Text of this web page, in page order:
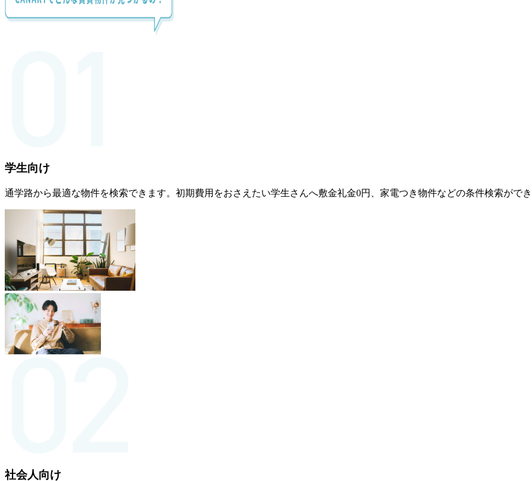
学生向け
通学路から最適な物件を検索できます。初期費用をおさえたい学生さんへ敷金礼金0円、家電つき物件などの条件検索がで
社会人向け